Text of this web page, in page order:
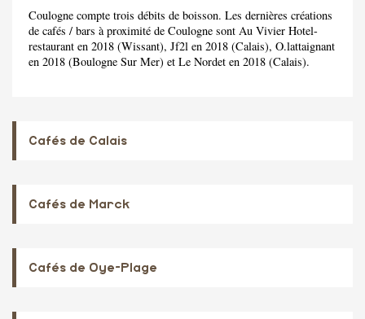
Coulogne compte trois débits de boisson. Les dernières créations
de cafés / bars à proximité de Coulogne sont Au Vivier Hotel-
restaurant en 2018 (Wissant), Jf2l en 2018 (Calais), O.lattaignant
en 2018 (Boulogne Sur Mer) et Le Nordet en 2018 (Calais).
Cafés de Calais
Cafés de Marck
Cafés de Oye-Plage